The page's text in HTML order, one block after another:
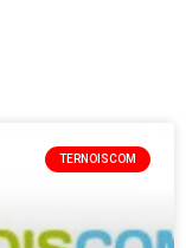
TERNOISCOM